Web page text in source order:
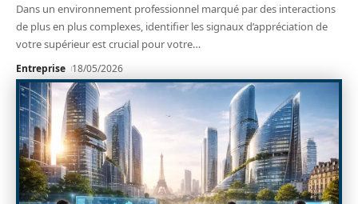
Dans un environnement professionnel marqué par des interactions
de plus en plus complexes, identifier les signaux d’appréciation de
votre supérieur est crucial pour votre…
Entreprise 18/05/2026